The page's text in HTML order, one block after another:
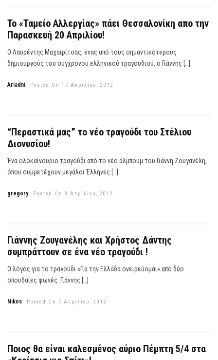
Το «Ταμείο Αλλεργίας» πάει Θεσσαλονίκη απο την
Παρασκευή 20 Απριλίου!
Ο Λαυρέντης Μαχαιρίτσας, ένας από τους σημαντικότερους
δημιουργούς του σύγχρονου ελληνικού τραγουδιού, ο Γιάννης […]
Ariadni Posted On 17 Απριλίου, 2012
“Περαστικά μας” το νέο τραγούδι του Στέλιου
Διονυσίου!
Ένα ολοκαίνουριο τραγούδι από το νέο άλμπουμ του Γιάννη Ζουγανέλη,
όπου συμμετέχουν μεγάλοι Έλληνες […]
gregory Posted On 8 Απριλίου, 2012
Γιάννης Ζουγανέλης και Χρήστος Δάντης
συμπράττουν σε ένα νέο τραγούδι !
Ο λόγος για το τραγούδι «Για την Ελλάδα ονειρεύομαι» από δύο
σπουδαίες φωνές. Γιάννης […]
Nikos Posted On 7 Απριλίου, 2012
Ποιος θα είναι καλεσμένος αύριο Πέμπτη 5/4 στα